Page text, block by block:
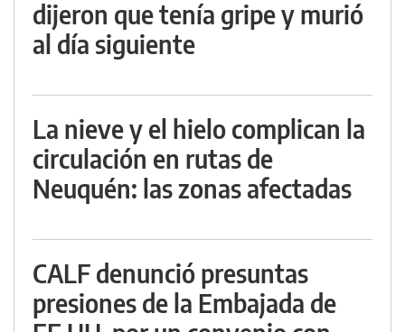
dijeron que tenía gripe y murió
al día siguiente
La nieve y el hielo complican la
circulación en rutas de
Neuquén: las zonas afectadas
CALF denunció presuntas
presiones de la Embajada de